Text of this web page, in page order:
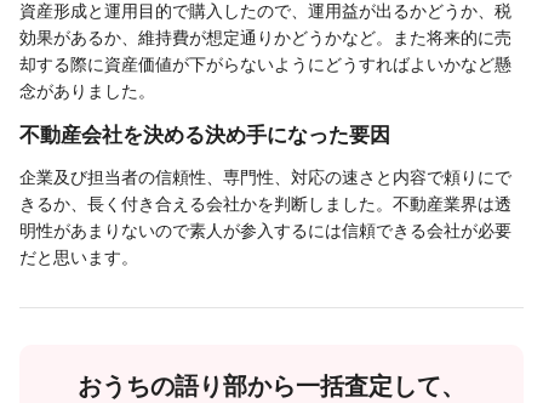
資産形成と運用目的で購入したので、運用益が出るかどうか、税
効果があるか、維持費が想定通りかどうかなど。また将来的に売
却する際に資産価値が下がらないようにどうすればよいかなど懸
念がありました。
不動産会社を決める決め手になった要因
企業及び担当者の信頼性、専門性、対応の速さと内容で頼りにで
きるか、長く付き合える会社かを判断しました。不動産業界は透
明性があまりないので素人が参入するには信頼できる会社が必要
だと思います。
おうちの語り部から一括査定して、